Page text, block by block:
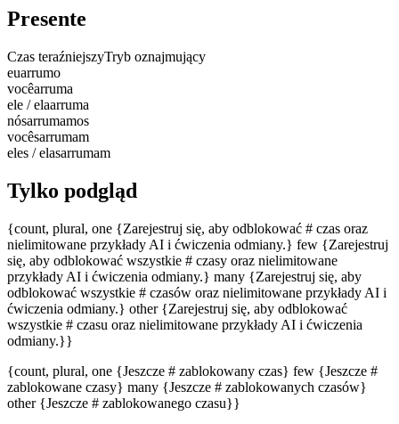
Presente
Czas teraźniejszyTryb oznajmujący
euarrumo
vocêarruma
ele / elaarruma
nósarrumamos
vocêsarrumam
eles / elasarrumam
Tylko podgląd
{count, plural, one {Zarejestruj się, aby odblokować # czas oraz
nielimitowane przykłady AI i ćwiczenia odmiany.} few {Zarejestruj
się, aby odblokować wszystkie # czasy oraz nielimitowane
przykłady AI i ćwiczenia odmiany.} many {Zarejestruj się, aby
odblokować wszystkie # czasów oraz nielimitowane przykłady AI i
ćwiczenia odmiany.} other {Zarejestruj się, aby odblokować
wszystkie # czasu oraz nielimitowane przykłady AI i ćwiczenia
odmiany.}}
{count, plural, one {Jeszcze # zablokowany czas} few {Jeszcze #
zablokowane czasy} many {Jeszcze # zablokowanych czasów}
other {Jeszcze # zablokowanego czasu}}